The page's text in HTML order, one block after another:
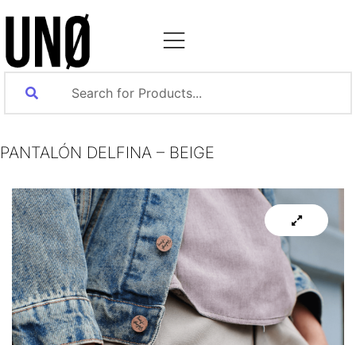
PANTALÓN DELFINA – BEIGE